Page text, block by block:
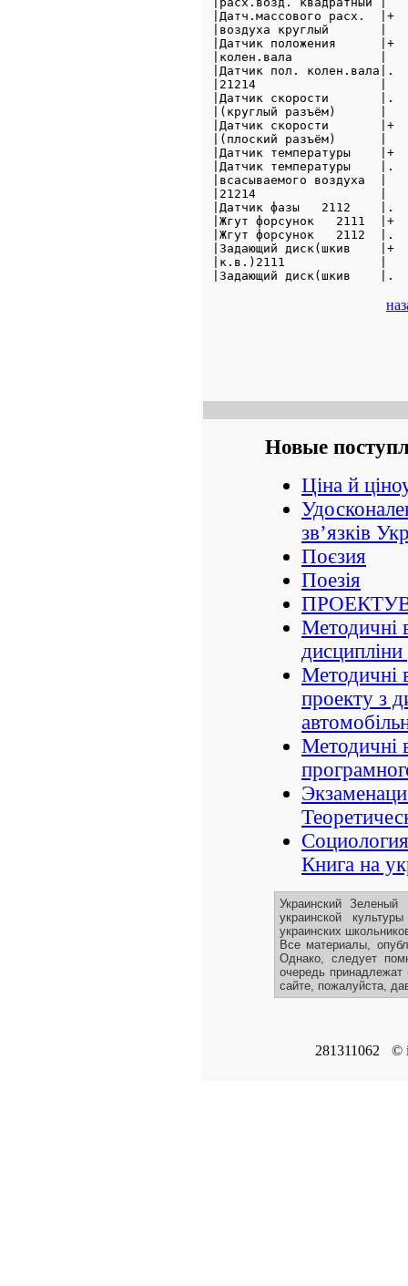
|Датч.массового
|воздуха круглый
|Датчик положения
|колен.вала
|Датчик пол.
|21214
|Датчик скорости
|(круглый разъём)
|Датчик скорости
|(плоский разъём)
|Датчик температуры
|Датчик
|всасываемого
|21214
|Датчик фазы   2112
|Жгут форсунок
|Жгут форсунок
|Задающий диск(шкив
|к.в.)2111
|Задающий
Новые
Ціна й
зв’язків
Поєзия
Поезія
Методичні
Методичні
проекту з
Методичні
Книга на
Украинский
украинской
украинских
Все материалы,
Однако, следует
очередь
сайте, пожалуйста,
281311062 ©